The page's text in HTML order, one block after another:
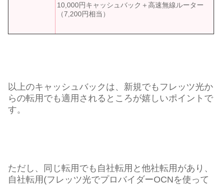
10,000円キャッシュバック＋高速無線ルーター
（7,200円相当）
以上のキャッシュバックは、新規でもフレッツ光か
らの転用でも適用されるところが嬉しいポイントで
す。
ただし、同じ転用でも自社転用と他社転用があり、
自社転用(フレッツ光でプロバイダーOCNを使って